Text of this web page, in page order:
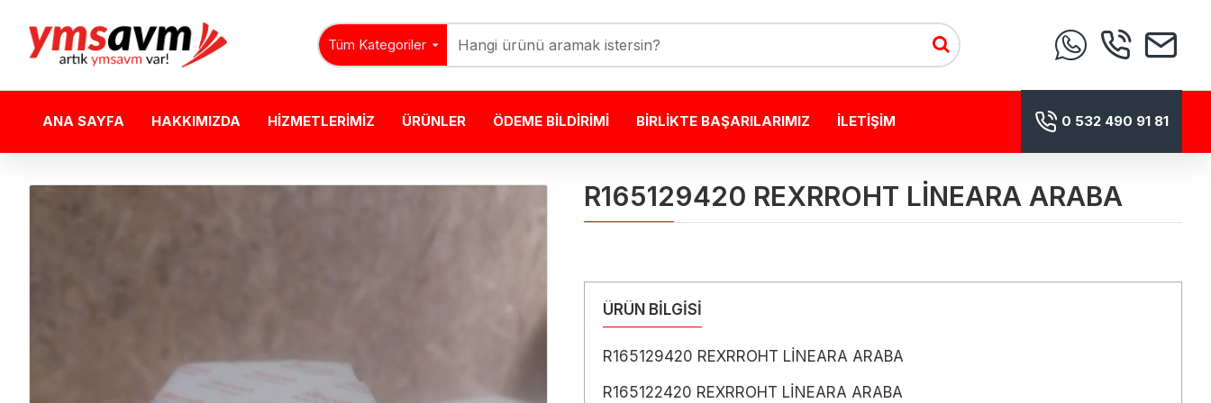
Tüm Kategoriler
ANA SAYFA HAKKIMIZDA HIZMETLERIMIZ ÜRÜNLER ÖDEME BILDIRIMI BIRLIKTE BAŞARILARIMIZ İLETIŞIM 0 532 490 91 81
R165129420 REXRROHT LİNEARA ARABA
ÜRÜN BİLGİSİ
R165129420 REXRROHT LİNEARA ARABA
R165122420 REXRROHT LİNEARA ARABA